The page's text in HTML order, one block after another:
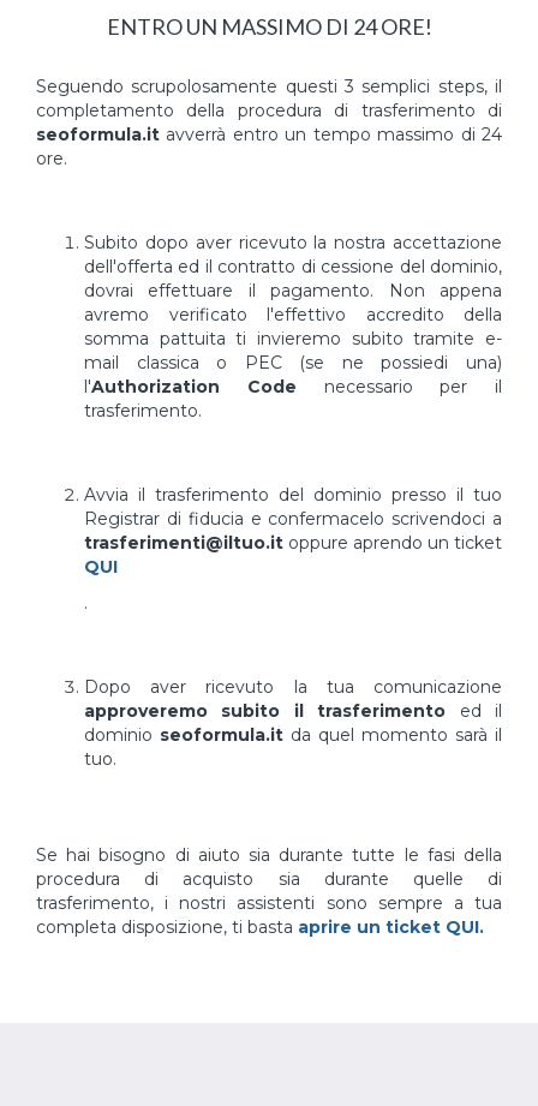
ENTRO UN MASSIMO DI 24 ORE!
Seguendo scrupolosamente questi 3 semplici steps, il
completamento della procedura di trasferimento di
seoformula.it avverrà entro un tempo massimo di 24
ore.
Subito dopo aver ricevuto la nostra accettazione
dell'offerta ed il contratto di cessione del dominio,
dovrai effettuare il pagamento. Non appena
avremo verificato l'effettivo accredito della
somma pattuita ti invieremo subito tramite e-
mail classica o PEC (se ne possiedi una)
l'Authorization Code necessario per il
trasferimento.
Avvia il trasferimento del dominio presso il tuo
Registrar di fiducia e confermacelo scrivendoci a
trasferimenti@iltuo.it oppure aprendo un ticket
QUI
.
Dopo aver ricevuto la tua comunicazione
approveremo subito il trasferimento ed il
dominio seoformula.it da quel momento sarà il
tuo.
Se hai bisogno di aiuto sia durante tutte le fasi della
procedura di acquisto sia durante quelle di
trasferimento, i nostri assistenti sono sempre a tua
completa disposizione, ti basta aprire un ticket QUI.